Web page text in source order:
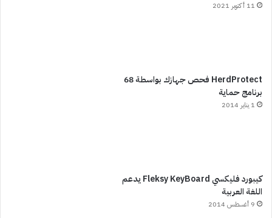
11 أكتوبر 2021
HerdProtect فحص جهازك بواسطة 68
برنامج حماية
1 يناير 2014
كيبورد فليكسي Fleksy KeyBoard يدعم
اللغة العربية
9 أغسطس 2014